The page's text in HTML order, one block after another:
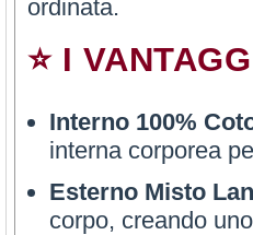
ordinata.
⭐ I
Interno 100%
interna corporea
Esterno Misto
corpo, creando